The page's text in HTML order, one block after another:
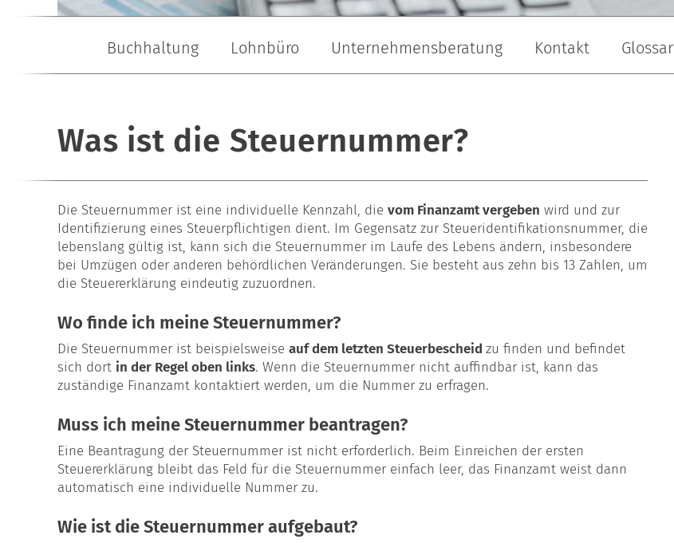
Buchhaltung Lohnbüro Unternehmensberatung Kontakt Glossar
Was ist die Steuernummer?
Die Steuernummer ist eine individuelle Kennzahl, die vom Finanzamt vergeben wird und zur
Identifizierung eines Steuerpflichtigen dient. Im Gegensatz zur Steueridentifikationsnummer, die
lebenslang gültig ist, kann sich die Steuernummer im Laufe des Lebens ändern, insbesondere
bei Umzügen oder anderen behördlichen Veränderungen. Sie besteht aus zehn bis 13 Zahlen, um
die Steuererklärung eindeutig zuzuordnen.
Wo finde ich meine Steuernummer?
Die Steuernummer ist beispielsweise auf dem letzten Steuerbescheid zu finden und befindet
sich dort in der Regel oben links. Wenn die Steuernummer nicht auffindbar ist, kann das
zuständige Finanzamt kontaktiert werden, um die Nummer zu erfragen.
Muss ich meine Steuernummer beantragen?
Eine Beantragung der Steuernummer ist nicht erforderlich. Beim Einreichen der ersten
Steuererklärung bleibt das Feld für die Steuernummer einfach leer, das Finanzamt weist dann
automatisch eine individuelle Nummer zu.
Wie ist die Steuernummer aufgebaut?